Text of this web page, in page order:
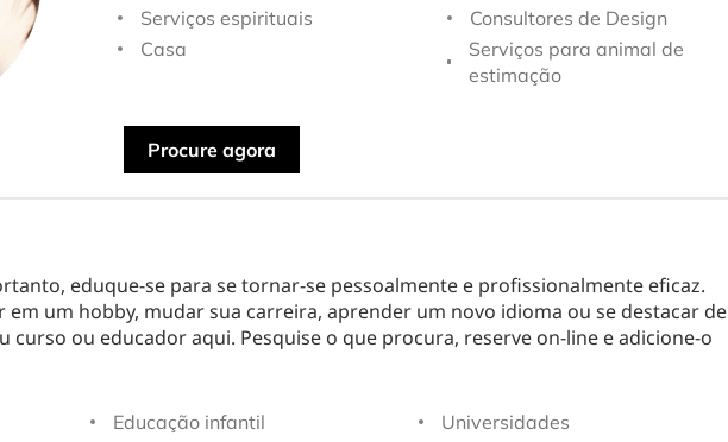
Serviços espirituais
Consultores de Design
Casa
Serviços para animal de
estimação
Procure agora
eduque-se para se tornar-se pessoalmente e profissionalmente eficaz.
em um hobby, mudar sua carreira, aprender um novo idioma ou se destacar de
curso ou educador aqui. Pesquise o que procura, reserve on-line e adicione-o
Educação infantil
Universidades